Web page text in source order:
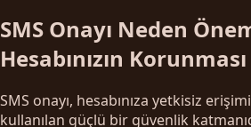
SMS Onayı Neden
Hesabınızın Korunması
SMS onayı, hesabınıza yetkisiz
kullanılan güçlü bir güvenlik